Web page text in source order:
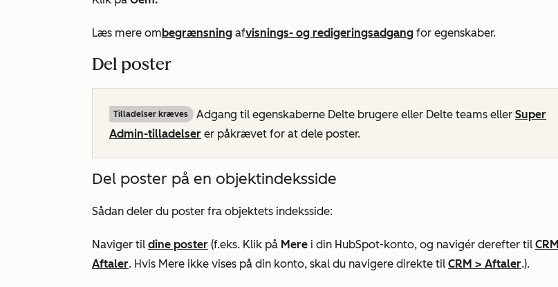
Læs mere om begrænsning afvisnings- og redigeringsadgang for egenskaber.
Del poster
Tilladelser kræves Adgang til egenskaberne Delte brugere eller Delte teams eller Super
Admin-tilladelser er påkrævet for at dele poster.
Del poster på en objektindeksside
Sådan deler du poster fra objektets indeksside:
Naviger til dine poster (f.eks. Klik på Mere i din HubSpot-konto, og navigér derefter til CRM
Aftaler. Hvis Mere ikke vises på din konto, skal du navigere direkte til CRM > Aftaler.).